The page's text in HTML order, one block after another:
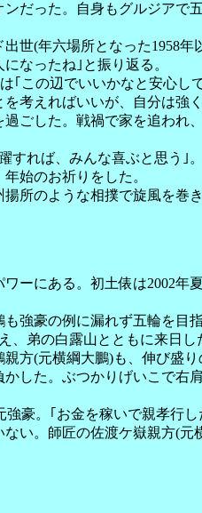
だった。自身もグルジアで
世(年六場所となった1958
なったね｣と振り返る。
この辺でいいかなと安心
考えればいいが、自分は強
ごした。戦禍で家を追われ
れば、みんな喜ぶと思う
始のお祈りをした。
揚所のような相撲で旋風
ーにある。初土俵は2002年
強豪の例に漏れず五輪を目
、弟の白露山とともに来日し
方(元横綱大鵬)も、伸び盛
した。ぶつかりげいこで
豪。｢お金を稼いで親孝行
い。師匠の佐渡ケ嶽親方(元